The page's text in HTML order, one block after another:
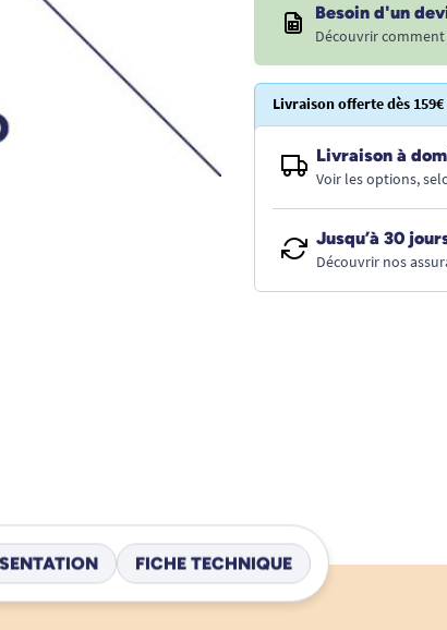
Besoin d'un
Découvrir
Livraison offerte dès
Livraison à
Voir les options,
Jusqu’à 30
Découvrir nos
FICHE TECHNIQUE